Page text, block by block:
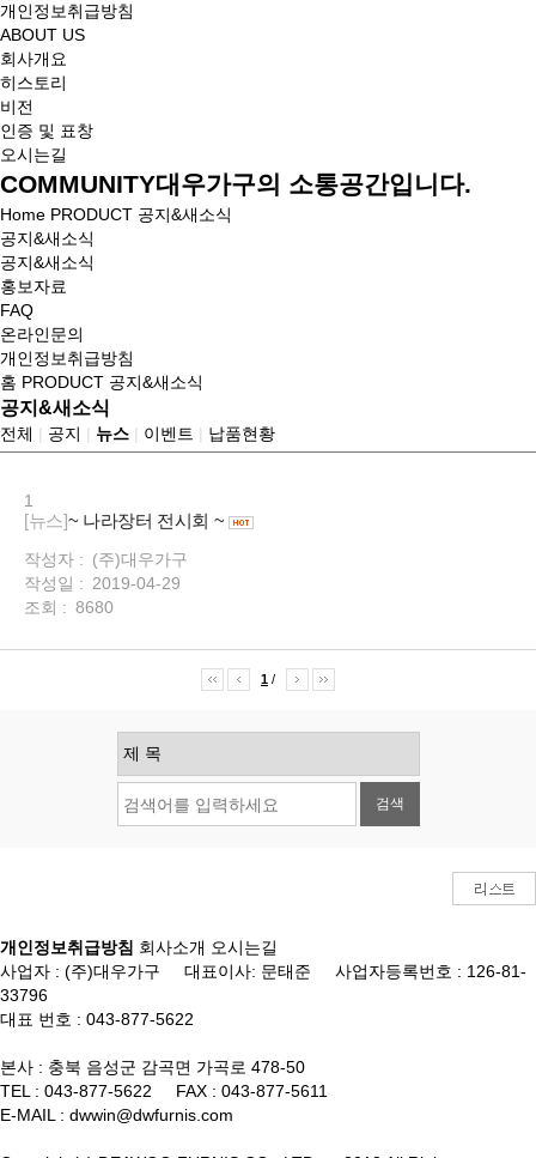
개인정보취급방침
ABOUT US
회사개요
히스토리
비전
인증 및 표창
오시는길
COMMUNITY대우가구의 소통공간입니다.
Home PRODUCT 공지&새소식
공지&새소식
공지&새소식
홍보자료
FAQ
온라인문의
개인정보취급방침
홈 PRODUCT 공지&새소식
공지&새소식
전체 | 공지 | 뉴스 | 이벤트 | 납품현황
1
[뉴스]~ 나라장터 전시회 ~
작성자 : (주)대우가구
작성일 : 2019-04-29
조회 : 8680
1 /
검색
개인정보취급방침 회사소개 오시는길
사업자 : (주)대우가구 대표이사: 문태준 사업자등록번호 : 126-81-
33796
대표 번호 : 043-877-5622
본사 : 충북 음성군 감곡면 가곡로 478-50
TEL : 043-877-5622 FAX : 043-877-5611
E-MAIL : dwwin@dwfurnis.com